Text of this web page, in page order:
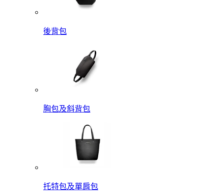
後背包
胸包及斜背包
托特包及單肩包